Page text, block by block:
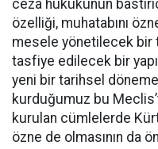
ceza hukukunun
özelliği, muhatabını
mesele yönetilecek bir
tasfiye edilecek bir
yeni bir tarihsel
kurduğumuz bu
kurulan cümlelerde
özne de olmasının da